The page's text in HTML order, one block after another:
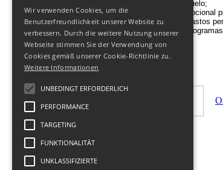
– Vuelo;
– Opcional
– Gastos
–
Wir verwenden Cookies, um die
Benutzerfreundlichkeit unserer Website zu
verbessern. Durch die weitere Nutzung unserer
Webseite stimmen Sie der Verwendung von
Cookies gemäß unserer Cookie-Richtlinie zu.
Weitere Informationen
UNBEDINGT ERFORDERLICH
PERFORMANCE
TARGETING
FUNKTIONALITÄT
UNKLASSIFIZIERTE